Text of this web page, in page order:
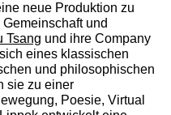
neue Produktion zu
und
Tsang und ihre Company
eines klassischen
und philosophischen
sie zu einer
Poesie, Virtual